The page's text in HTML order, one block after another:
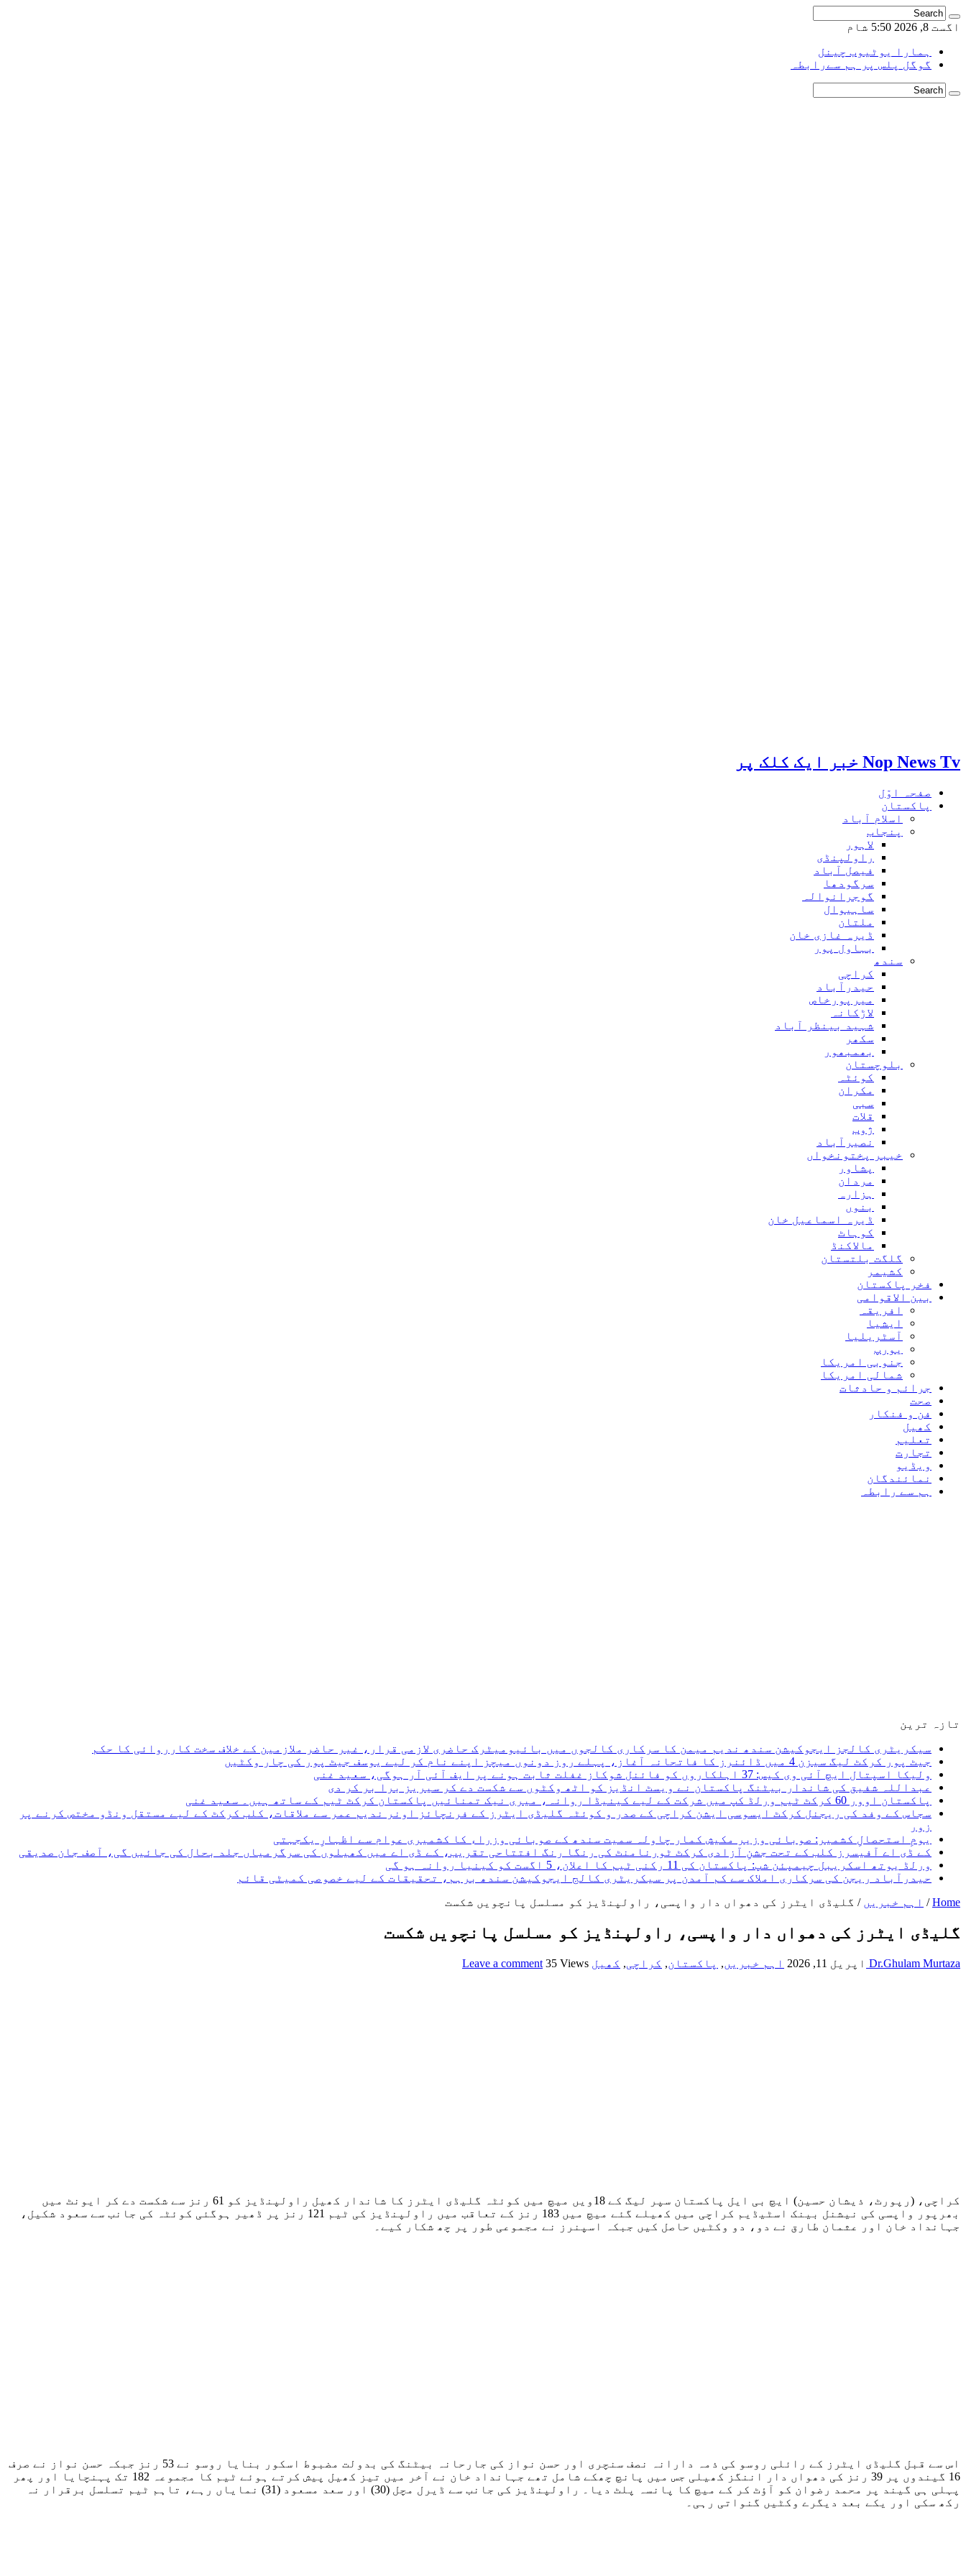
اگست 8, 2026 5:50 شام
ہمارا یوٹیوب چینل
گوگل پلس پر ہم سےرابطہ
Nop News Tv خبر ایک کلک پر
صفحہ اوّل
پاکستان
اسلام آباد
پنجاب
لاہور
راولپنڈی
فیصل آباد
سرگودھا
گوجرانوالہ
ساہیوال
ملتان
ڈیرہ غازی خان
بہاول پور
سندھ
کراچی
حیدرآباد
میرپورخاص
لاڑکانہ
شہید بینظر آباد
سکھر
بھمبھور
بلوچستان
کوئٹہ
مکران
سبی
قلات
ژوب
نصیرآباد
خیبر پختونخواں
پشاور
مردان
ہزارہ
بنوں
ڈیرہ اسماعیل خان
کوہاٹ
مالاکنڈ
گلگت بلتستان
کشیمر
فخر پاکستان
بین الاقوامی
افریقہ
ایشیا
آسٹریلیا
یورپ
جنوبی امریکا
شمالی امریکا
جرائم و حادثات
صحت
فن و فنکار
کھیل
تعلیم
تجارت
ویڈیو
نمائندگان
ہم سے رابطہ
تازہ ترین
سیکریٹری کالجز ایجوکیشن سندھ ندیم میمن کا سرکاری کالجوں میں بائیومیٹرک حاضری لازمی قرار، غیر حاضر ملازمین کے خلاف سخت کارروائی کا حکم
جیٹ پور کرکٹ لیگ سیزن 4 میں ڈائنرز کا فاتحانہ آغاز، پہلے روز دونوں میچز اپنے نام کر لیے یوسف جیٹ پور کی چار وکٹیں
ولیکا اسپتال ایچ آئی وی کیس: 37 اہلکاروں کو فائنل شوکاز غفلت ثابت ہونے پر ایف آئی آر ہوگی، سعید غنی
عبداللہ شفیق کی شاندار بیٹنگ پاکستان نے ویسٹ انڈیز کو اٹھ وکٹوں سے شکست دے کر سیریز برا بر کر دی
پاکستان اوور 60 کرکٹ ٹیم ورلڈ کپ میں شرکت کے لیے کینیڈا روانہ، میری نیک تمنائیں پاکستان کرکٹ ٹیم کے ساتھ ہیں۔ سعید غنی
سجاس کے وفد کی ریجنل کرکٹ ایسوسی ایشن کراچی کے صدر و کوئٹہ گلیڈی ایٹرز کے فرنچائز اونر ندیم عمر سے ملاقات، کلب کرکٹ کے لیے مستقل ونڈو مختص کرنے پر
زور
یومِ استحصالِ کشمیر: صوبائی وزیر مکیش کمار چاولہ سمیت سندھ کے صوبائی وزراء کا کشمیری عوام سے اظہارِ یکجہتی
کے ڈی اے آفیسرز کلب کے تحت جشنِ آزادی کرکٹ ٹورنامنٹ کی رنگا رنگ افتتاحی تقریب، کے ڈی اے میں کھیلوں کی سرگرمیاں جلد بحال کی جائیں گی، آصف جان صدیقی
ورلڈ یوتھ اسکریبل چیمپئن شپ: پاکستان کی 11 رکنی ٹیم کا اعلان، 5 اگست کو کینیا روانہ ہو گی
حیدرآباد ریجن کی سرکاری املاک سے کم آمدن پر سیکریٹری کالج ایجوکیشن سندھ برہم، تحقیقات کے لیے خصوصی کمیٹی قائم
Home
/ اہم خبریں / گلیڈی ایٹرز کی دھواں دار واپسی، راولپنڈیز کو مسلسل پانچویں شکست
گلیڈی ایٹرز کی دھواں دار واپسی، راولپنڈیز کو مسلسل پانچویں شکست
Dr.Ghulam Murtaza اپریل 11, 2026 اہم خبریں, پاکستان, کراچی, کھیل Leave a comment 35 Views
کراچی، (رپورٹ، ذیشان حسین) ایچ بی ایل پاکستان سپر لیگ کے 18ویں میچ میں کوئٹہ گلیڈی ایٹرز کا شاندار کھیل راولپنڈیز کو 61 رنز سے شکست دے کر ایونٹ میں
بھرپور واپسی کی نیشنل بینک اسٹیڈیم کراچی میں کھیلے گئے میچ میں 183 رنز کے تعاقب میں راولپنڈیز کی ٹیم 121 رنز پر ڈھیر ہوگئی کوئٹہ کی جانب سے سعود شکیل،
جہانداد خان اور عثمان طارق نے دو، دو وکٹیں حاصل کیں جبکہ اسپنرز نے مجموعی طور پر چھ شکار کیے۔
اس سے قبل گلیڈی ایٹرز کے رائلی روسو کی ذمہ دارانہ نصف سنچری اور حسن نواز کی جارحانہ بیٹنگ کی بدولت مضبوط اسکور بنایا روسو نے 53 رنز جبکہ حسن نواز نے صرف
16 گیندوں پر 39 رنز کی دھواں دار اننگز کھیلی جس میں پانچ چھکے شامل تھے جہانداد خان نے آخر میں تیز کھیل پیش کرتے ہوئے ٹیم کا مجموعہ 182 تک پہنچایا اور پھر
پہلی ہی گیند پر محمد رضوان کو آؤٹ کر کے میچ کا پانسہ پلٹ دیا۔ راولپنڈیز کی جانب سے ڈیرل مچل (30) اور سعد مسعود (31) نمایاں رہے، تاہم ٹیم تسلسل برقرار نہ
رکھ سکی اور یکے بعد دیگرے وکٹیں گنواتی رہی۔